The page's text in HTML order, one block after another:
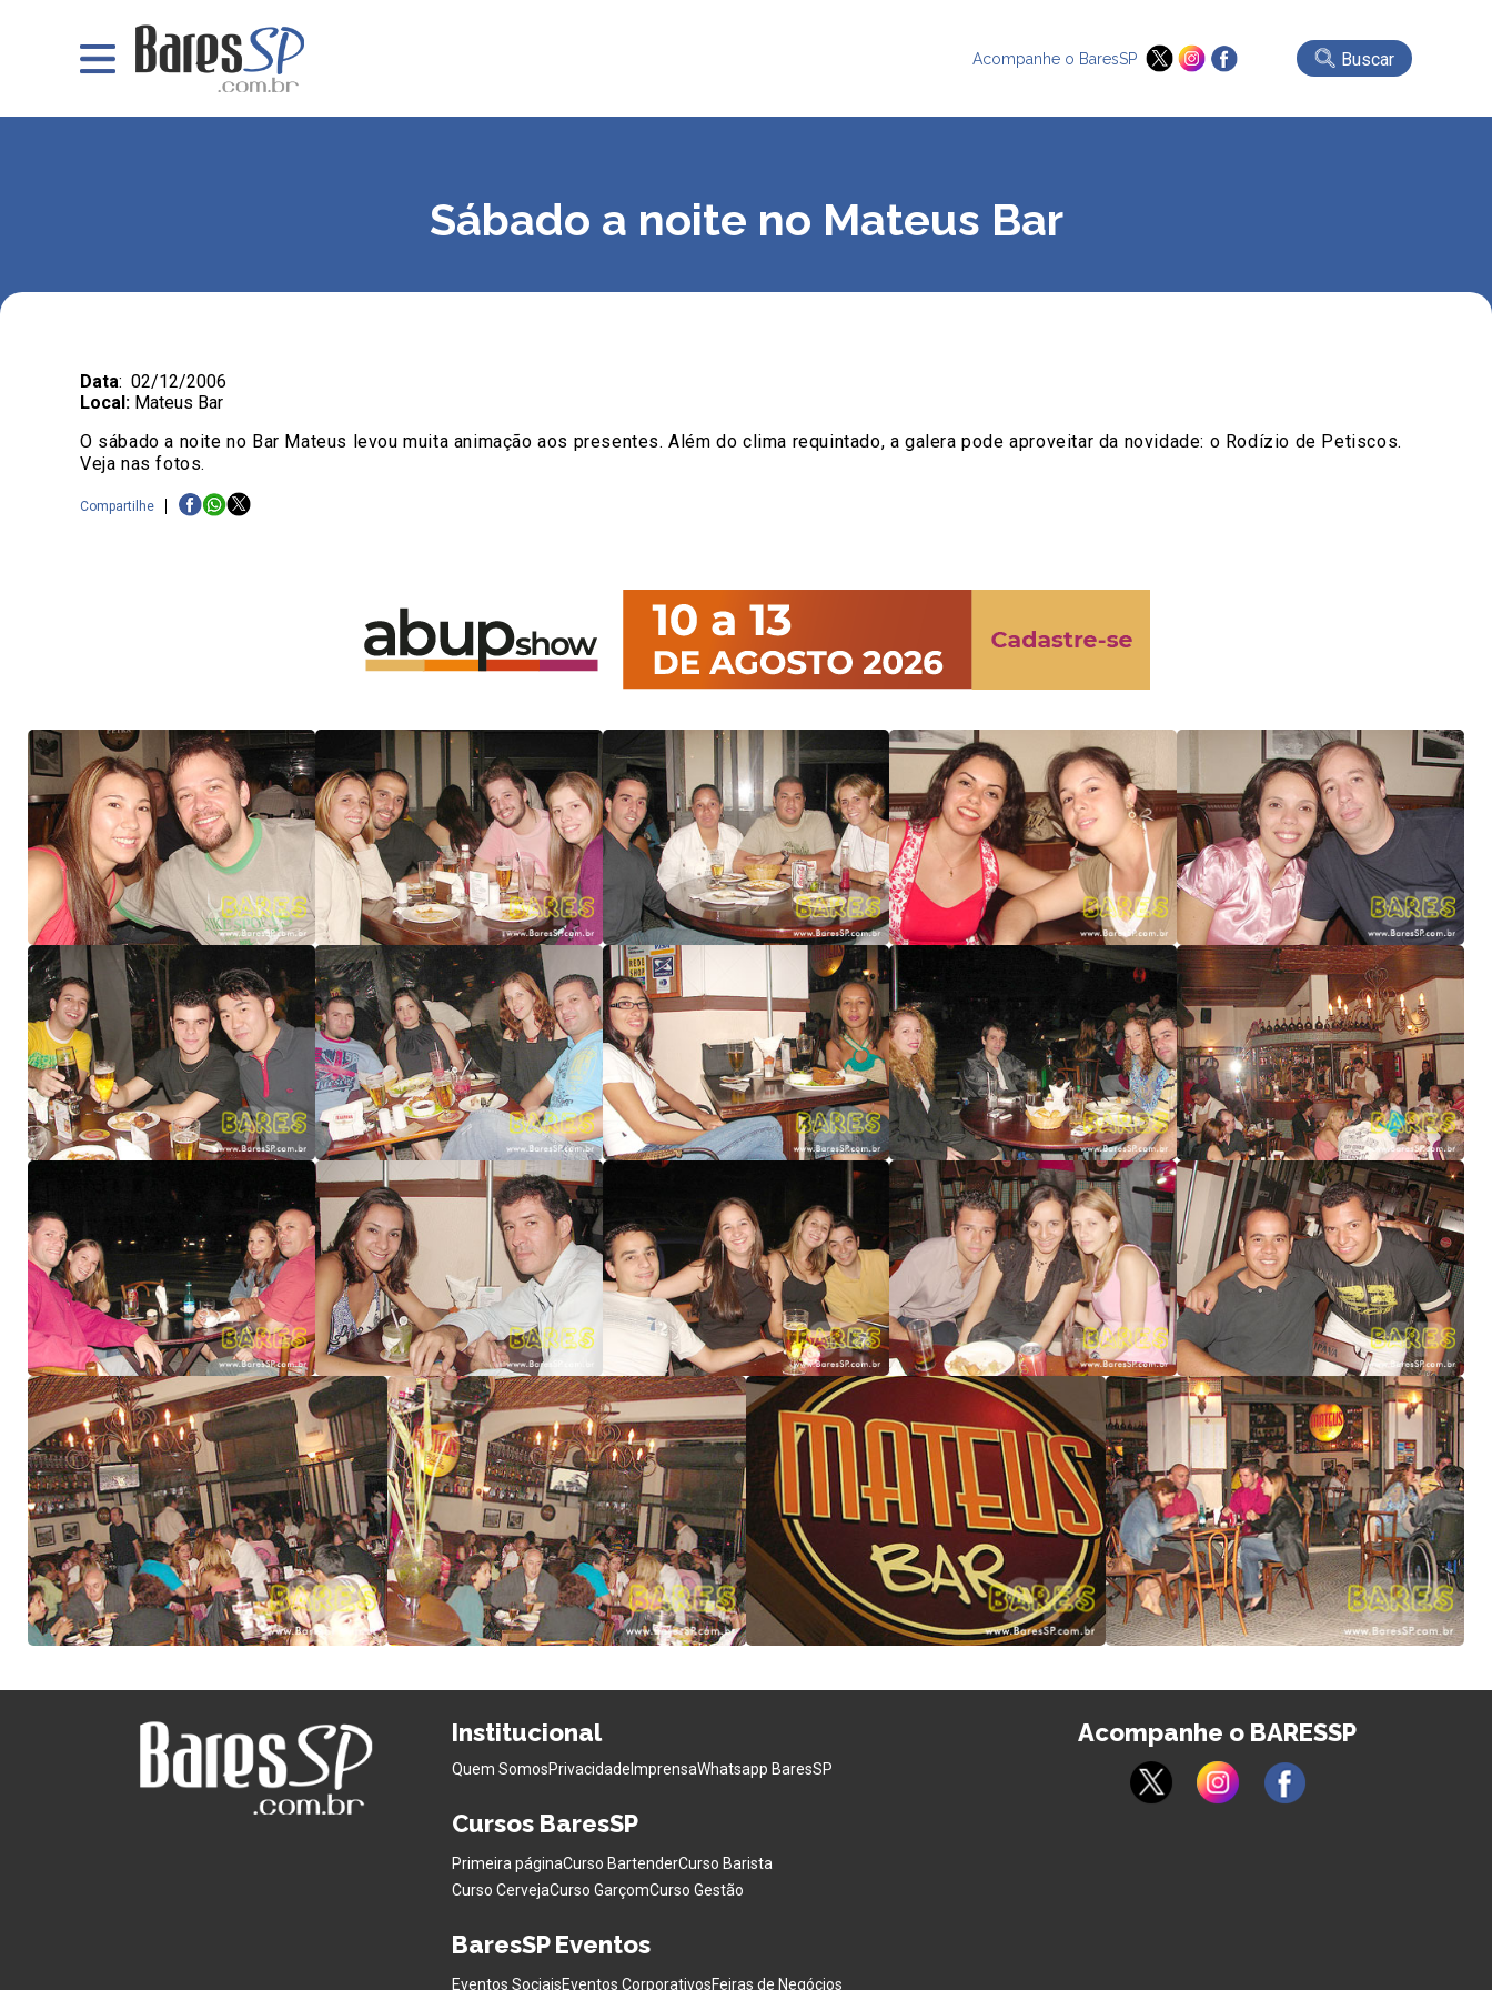
Acompanhe o BaresSP Buscar
Sábado a noite no Mateus Bar
Data: 02/12/2006
Local: Mateus Bar
O sábado a noite no Bar Mateus levou muita animação aos presentes. Além do clima requintado, a galera pode aproveitar da novidade: o Rodízio de Petiscos.
Veja nas fotos.
Compartilhe
Institucional
Quem SomosPrivacidade ImprensaWhatsapp BaresSP
Cursos BaresSP
Primeira páginaCurso BartenderCurso Barista
Curso CervejaCurso GarçomCurso Gestão
BaresSP Eventos
Eventos SociaisEventos CorporativosFeiras de Negócios
Acompanhe o BARESSP